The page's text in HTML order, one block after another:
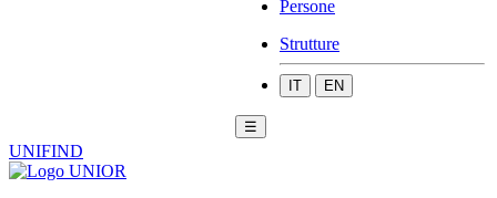
Persone
Strutture
IT EN
☰
UNIFIND